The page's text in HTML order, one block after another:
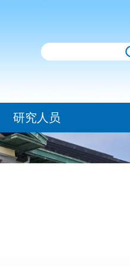
研究人员